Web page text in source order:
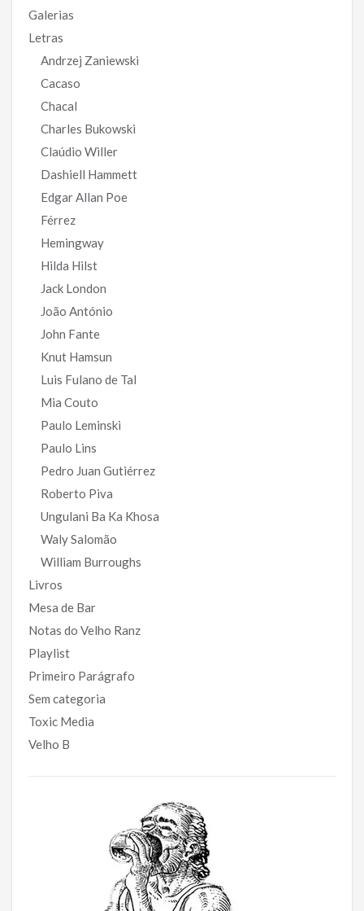
Galerias
Letras
Andrzej Zaniewski
Cacaso
Chacal
Charles Bukowski
Claúdio Willer
Dashiell Hammett
Edgar Allan Poe
Férrez
Hemingway
Hilda Hilst
Jack London
João António
John Fante
Knut Hamsun
Luis Fulano de Tal
Mia Couto
Paulo Leminski
Paulo Lins
Pedro Juan Gutiérrez
Roberto Piva
Ungulani Ba Ka Khosa
Waly Salomão
William Burroughs
Livros
Mesa de Bar
Notas do Velho Ranz
Playlist
Primeiro Parágrafo
Sem categoria
Toxic Media
Velho B